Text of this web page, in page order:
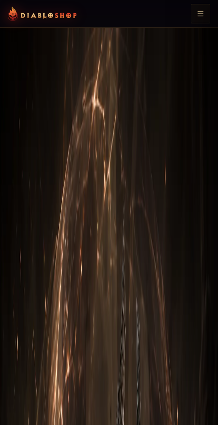
Билд «Шестерни мертвых
земель» на Охотник на
демонова — Diablo 3,
актуальный гайд
Подробный обзор сетового билда «Шестерни мертвых
земель» на охотник на демонова в Diablo 3: какие
предметы нужны, как ротировать навыки, оптимальный
паргон и кубики Каная.
мин чтения
Что входит в сборку на охотник на демонова
Основные сеты
Ключевые навыки
Кубики Каная (Kanai's Cube)
Паргон-приоритеты
Каких уровней Великого Портала достигает билд
Как играть на билде
Альтернативные билды на охотник на демонова
Часто задаваемые вопросы
Сколько стоит готовый билд?
На каких платформах доступен билд?
Билд работает на сезонке или на Eternal?
А парагон тоже включён?
Нужно ли ничего собирать самому?